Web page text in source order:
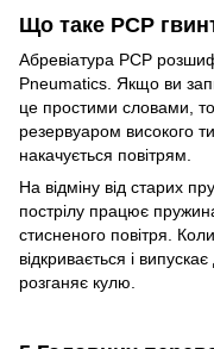
Що таке PCP
Абревіатура PCP
Pneumatics. Якщо ви
це простими словами,
резервуаром високого
накачується повітрям.
На відміну від старих
пострілу працює
стисненого повітря.
відкривається і
розганяє кулю.